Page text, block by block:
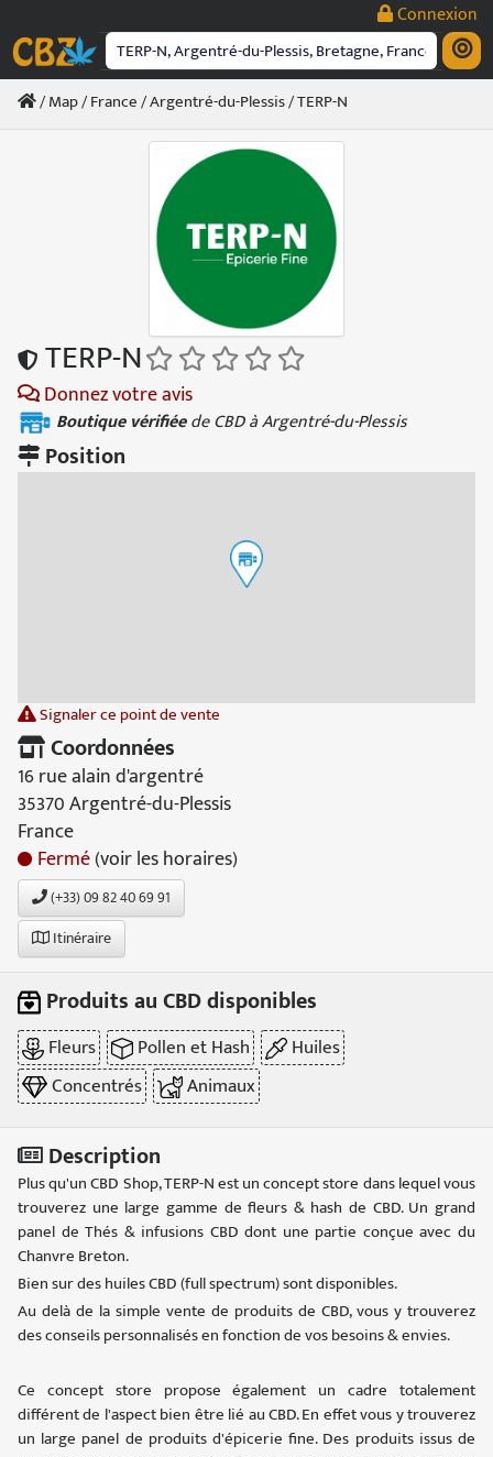
contenu
Connexion
/Map/France/Argentré-du-Plessis/ TERP-N
TERP-N
Donnez votre avis
Boutique vérifiéede CBD à Argentré-du-Plessis
Position
Signaler ce point de vente
Coordonnées
16 rue alain d'argentré
35370 Argentré-du-Plessis
France
Fermé(voir les horaires)
(+33) 09 82 40 69 91
Itinéraire
Produits au CBD disponibles
Fleurs Pollen et Hash
Huiles
Concentrés
Animaux
Description
Plus qu'un CBD Shop, TERP-N est un concept store dans lequel vous
trouverez une large gamme de fleurs & hash de CBD. Un grand
panel de Thés & infusions CBD dont une partie conçue avec du
Chanvre Breton.
Bien sur des huiles CBD (full spectrum) sont disponibles.
Au delà de la simple vente de produits de CBD, vous y trouverez
des conseils personnalisés en fonction de vos besoins & envies.
Ce concept store propose également un cadre totalement
différent de l'aspect bien être lié au CBD. En effet vous y trouverez
un large panel de produits d'épicerie fine. Des produits issus de